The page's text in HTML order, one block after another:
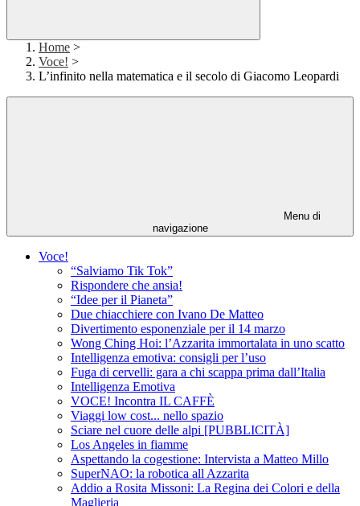
Home >
Voce! >
L’infinito nella matematica e il secolo di Giacomo Leopardi
Menu di
navigazione
Voce!
“Salviamo Tik Tok”
Rispondere che ansia!
“Idee per il Pianeta”
Due chiacchiere con Ivano De Matteo
Divertimento esponenziale per il 14 marzo
Wong Ching Hoi: l’Azzarita immortalata in uno scatto
Intelligenza emotiva: consigli per l’uso
Fuga di cervelli: gara a chi scappa prima dall’Italia
Intelligenza Emotiva
VOCE! Incontra IL CAFFÈ
Viaggi low cost... nello spazio
Sciare nel cuore delle alpi [PUBBLICITÀ]
Los Angeles in fiamme
Aspettando la cogestione: Intervista a Matteo Millo
SuperNAO: la robotica all Azzarita
Addio a Rosita Missoni: La Regina dei Colori e della
Maglieria